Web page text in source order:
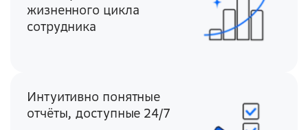
жизненного цикла
сотрудника
Интуитивно понятные
отчёты, доступные 24/7